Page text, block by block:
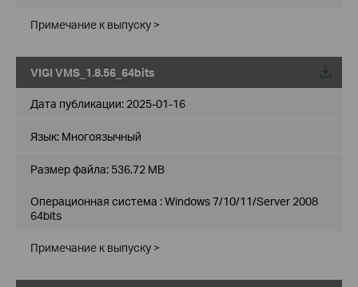
Примечание к выпуску >
VIGI VMS_1.8.56_64bits
Дата публикации: 2025-01-16
Язык: Многоязычный
Размер файла: 536.72 MB
Операционная система : Windows 7/10/11/Server 2008
64bits
Примечание к выпуску >